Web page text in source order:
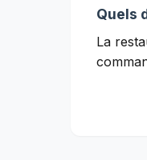
Quels
La